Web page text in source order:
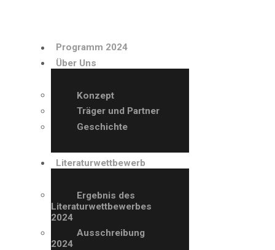
Programm 2024
Über Uns
Konzept
Träger und Partner
Geschichte
Literaturwettbewerb
Ergebnis des
Literaturwettbewerbes
2024
Ausschreibung
2024
ÜBER UNS
LITERATURWETTBE
WERB
AUSSTELLER
ARCHIV
VERANSTALTUNGE